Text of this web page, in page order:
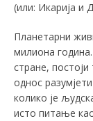
(или: Икарија и
Планетарни
милиона
стране,
однос
колико је
исто питање